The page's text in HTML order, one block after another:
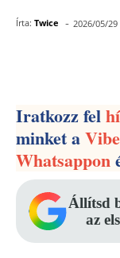
Írta: Twice - 2026/05/29
Iratkozz fel
minket a
Whatsappon
Állítsd
az